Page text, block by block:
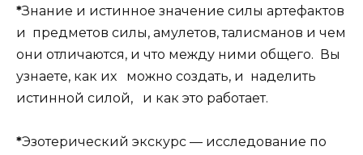
*Знание и истинное значение силы артефактов
и предметов силы, амулетов, талисманов и чем
они отличаются, и что между ними общего. Вы
узнаете, как их можно создать, и наделить
истинной силой, и как это работает.
*Эзотерический экскурс — исследование по